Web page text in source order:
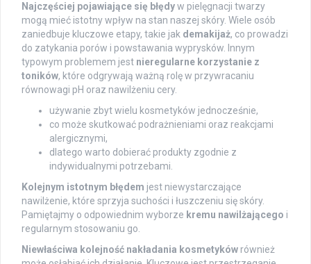
Najczęściej pojawiające się błędyw pielęgnacji twarzy
mogą mieć istotny wpływ na stan naszej skóry. Wiele osób
zaniedbuje kluczowe etapy, takie jak demakijaż, co prowadzi
do zatykania porów i powstawania wyprysków. Innym
typowym problemem jest nieregularne korzystanie z
toników, które odgrywają ważną rolę w przywracaniu
równowagi pH oraz nawilżeniu cery.
używanie zbyt wielu kosmetyków jednocześnie,
co może skutkować podrażnieniami oraz reakcjami
alergicznymi,
dlatego warto dobierać produkty zgodnie z
indywidualnymi potrzebami.
Kolejnym istotnym błędem jest niewystarczające
nawilżenie, które sprzyja suchości i łuszczeniu się skóry.
Pamiętajmy o odpowiednim wyborze kremu nawilżającego i
regularnym stosowaniu go.
Niewłaściwa kolejność nakładania kosmetyków również